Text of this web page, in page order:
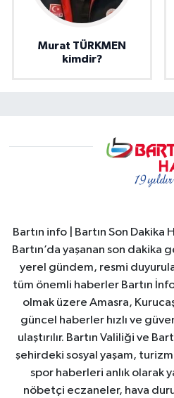
Murat TÜRKMEN
kimdir?
Bartın info | Bartın Son
Bartın’da yaşanan son dakika
yerel gündem, resmi
tüm önemli haberler Bartın
olmak üzere Amasra,
güncel haberler hızlı ve
ulaştırılır. Bartın Valiliği ve
şehirdeki sosyal yaşam,
spor haberleri anlık olarak
nöbetçi eczaneler, hava